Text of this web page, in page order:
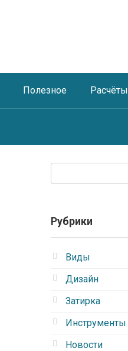
Полезное Расчёты
Рубрики
Виды
Дизайн
Затирка
Инструменты
Новости